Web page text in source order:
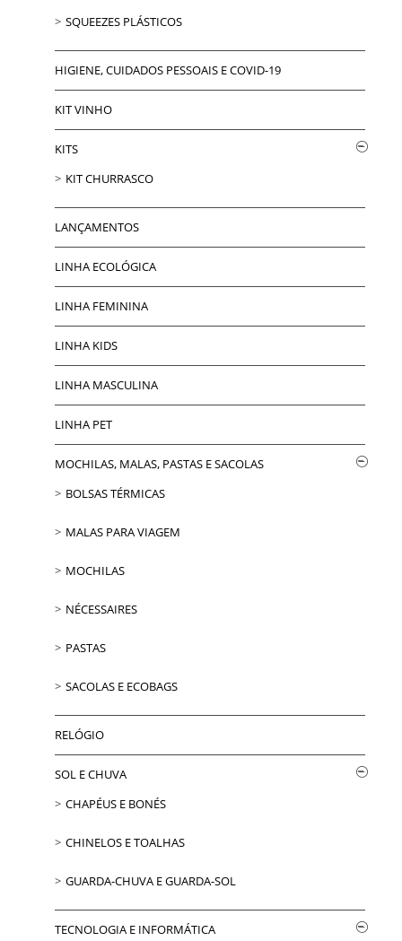
SQUEEZES PLÁSTICOS
HIGIENE, CUIDADOS PESSOAIS E COVID-19
KIT VINHO
KITS
KIT CHURRASCO
LANÇAMENTOS
LINHA ECOLÓGICA
LINHA FEMININA
LINHA KIDS
LINHA MASCULINA
LINHA PET
MOCHILAS, MALAS, PASTAS E SACOLAS
BOLSAS TÉRMICAS
MALAS PARA VIAGEM
MOCHILAS
NÉCESSAIRES
PASTAS
SACOLAS E ECOBAGS
RELÓGIO
SOL E CHUVA
CHAPÉUS E BONÉS
CHINELOS E TOALHAS
GUARDA-CHUVA E GUARDA-SOL
TECNOLOGIA E INFORMÁTICA